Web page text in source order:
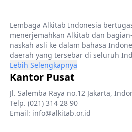
Lembaga Alkitab Indonesia
menerjemahkan Alkitab dan
naskah asli ke dalam bahasa
daerah yang tersebar di seluruh
Lebih Selengkapnya
Kantor Pusat
Jl. Salemba Raya no.12 Jakarta,
Telp. (021) 314 28 90
Email: info@alkitab.or.id